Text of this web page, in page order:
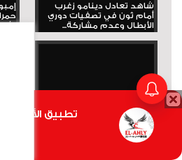
شاهد تعادل دينامو زغرب
أمام ثون في تصفيات دوري
الأبطال وعدم مشاركة...
لا يتوقف.. حمزة عبد الكريم
يسجل هدفه الثاني في ودية
برشلونة
تطبيق